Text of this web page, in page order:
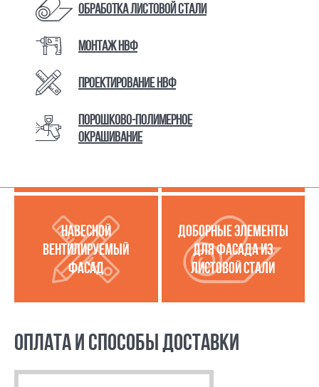
Обработка листовой стали
Монтаж НВФ
Проектирование НВФ
Порошково-полимерное
окрашивание
КАТАЛОГ ТОВАРОВ И УСЛУГ
УСЛУГИ ПО РАБОТЕ С
ЛИСТОВОЙ СТАЛЬЮ
МЕТАЛЛОКАССЕТЫ
НАВЕСНОЙ
ВЕНТИЛИРУЕМЫЙ
ФАСАД
ДОБОРНЫЕ ЭЛЕМЕНТЫ
ДЛЯ ФАСАДА ИЗ
ЛИСТОВОЙ СТАЛИ
ОПЛАТА И СПОСОБЫ ДОСТАВКИ